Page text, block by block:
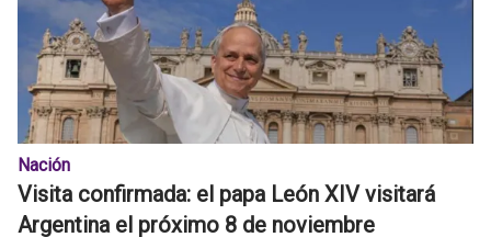
Nación
Visita confirmada: el papa León XIV visitará
Argentina el próximo 8 de noviembre